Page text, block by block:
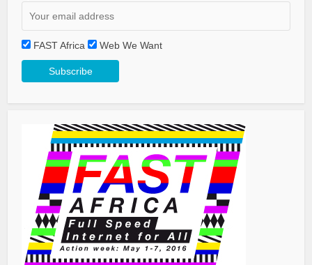
FAST Africa Web We Want